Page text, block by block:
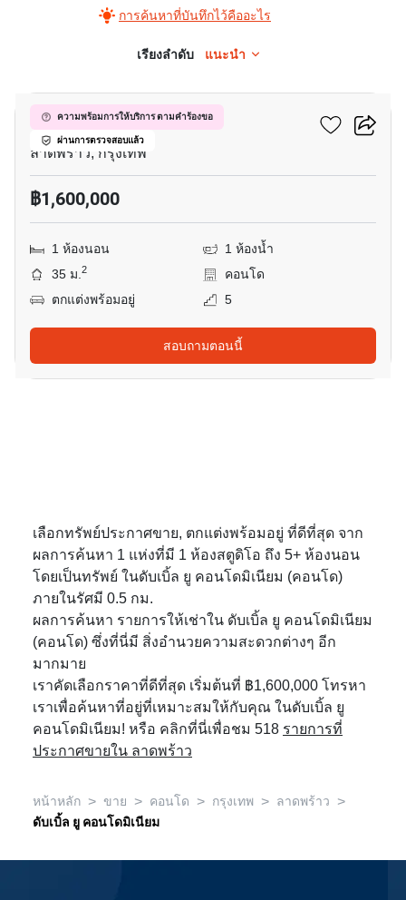
การค้นหาที่บันทึกไว้คืออะไร
เรียงลำดับ แนะนำ
ความพร้อมการให้บริการ ตามคำร้องขอ
ผ่านการตรวจสอบแล้ว
ดับเบิ้ล ยู คอนโดมิเนียม
ลาดพร้าว, กรุงเทพ
฿1,600,000
1 ห้องนอน
1 ห้องน้ำ
35 ม.2
คอนโด
ตกแต่งพร้อมอยู่
5
สอบถามตอนนี้
เลือกทรัพย์ประกาศขาย, ตกแต่งพร้อมอยู่ ที่ดีที่สุด จาก
ผลการค้นหา 1 แห่งที่มี 1 ห้องสตูดิโอ ถึง 5+ ห้องนอน
โดยเป็นทรัพย์ ในดับเบิ้ล ยู คอนโดมิเนียม (คอนโด)
ภายในรัศมี 0.5 กม.
ผลการค้นหา รายการให้เช่าใน ดับเบิ้ล ยู คอนโดมิเนียม
(คอนโด) ซึ่งที่นี่มี สิ่งอำนวยความสะดวกต่างๆ อีก
มากมาย
เราคัดเลือกราคาที่ดีที่สุด เริ่มต้นที่ ฿1,600,000 โทรหา
เราเพื่อค้นหาที่อยู่ที่เหมาะสมให้กับคุณ ในดับเบิ้ล ยู
คอนโดมิเนียม! หรือ คลิกที่นี่เพื่อชม 518 รายการที่
ประกาศขายใน ลาดพร้าว
หน้าหลัก > ขาย > คอนโด > กรุงเทพ > ลาดพร้าว >
ดับเบิ้ล ยู คอนโดมิเนียม